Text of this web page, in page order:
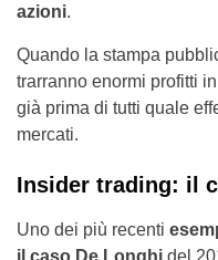
azioni.
Quando la stampa
trarranno enormi profitti
già prima di tutti quale
mercati.
Insider trading: il
Uno dei più recenti
il caso De Longhi del